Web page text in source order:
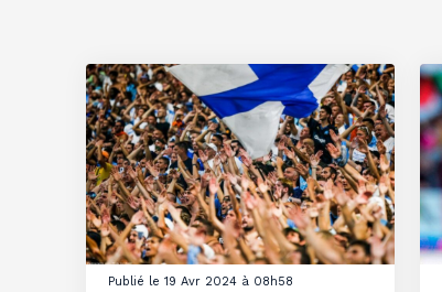
Publié le 19 Avr 2024 à 08h58